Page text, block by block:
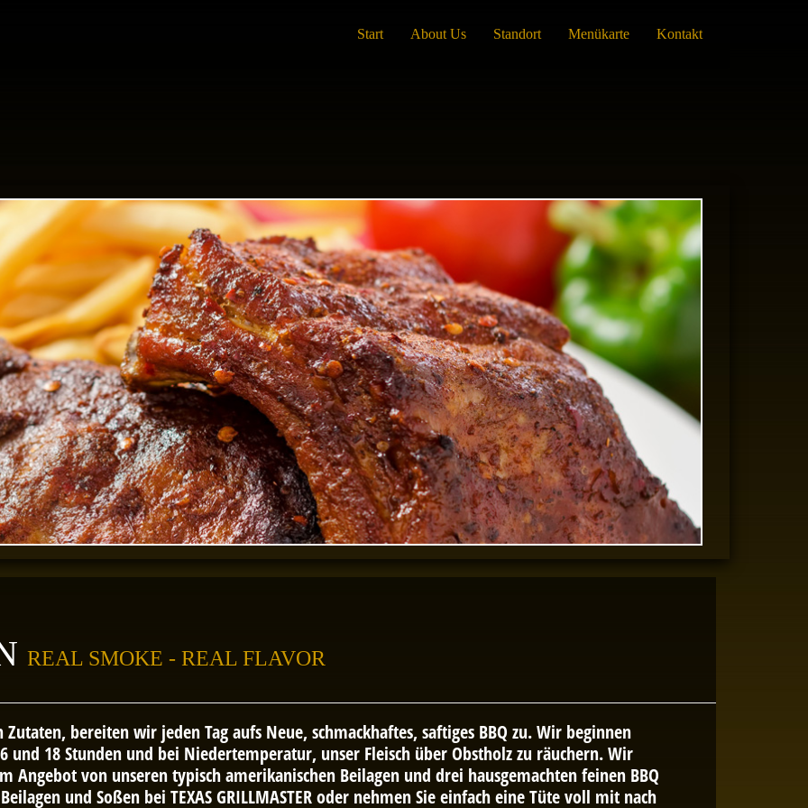
Start About Us Standort Menükarte Kontakt
REAL SMOKE - REAL FLAVOR
bereiten wir jeden Tag aufs Neue, schmackhaftes, saftiges BBQ zu. Wir beginnen
18 Stunden und bei Niedertemperatur, unser Fleisch über Obstholz zu räuchern. Wir
Angebot von unseren typisch amerikanischen Beilagen und drei hausgemachten feinen BBQ
und Soßen bei TEXAS GRILLMASTER oder nehmen Sie einfach eine Tüte voll mit nach